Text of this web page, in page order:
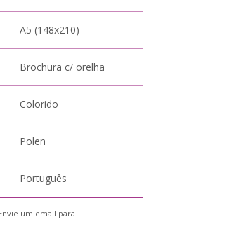
A5 (148x210)
Brochura c/ orelha
Colorido
Polen
Português
um email para